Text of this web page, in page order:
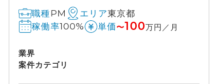
職種PM エリア東京都
稼働率100% 単価〜100万円／月
業界
案件カテゴリ